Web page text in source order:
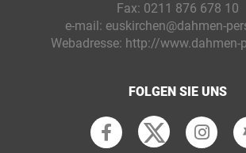
Fax: 0211 876 678 10
e-mail: euskirchen@dahmen-
Webadresse: http://www.dahmen-
FOLGEN SIE UNS